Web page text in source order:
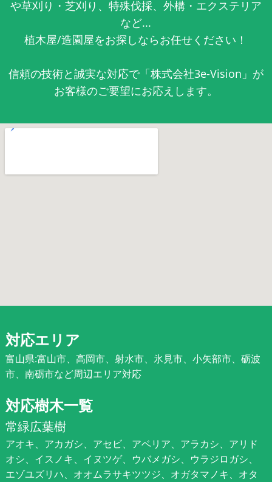
や草刈り・芝刈り、特殊伐採、外構・エクステリア
など...
植木屋/造園屋をお探しならお任せください！
信頼の技術と誠実な対応で「株式会社3e-Vision」が
お客様のご要望にお応えします。
対応エリア
富山県:富山市、高岡市、射水市、氷見市、小矢部市、砺波
市、南砺市など周辺エリア対応
対応樹木一覧
常緑広葉樹
アオキ、アカガシ、アセビ、アベリア、アラカシ、アリド
オシ、イスノキ、イヌツゲ、ウバメガシ、ウラジロガシ、
エゾユズリハ、オオムラサキツツジ、オガタマノキ、オタ